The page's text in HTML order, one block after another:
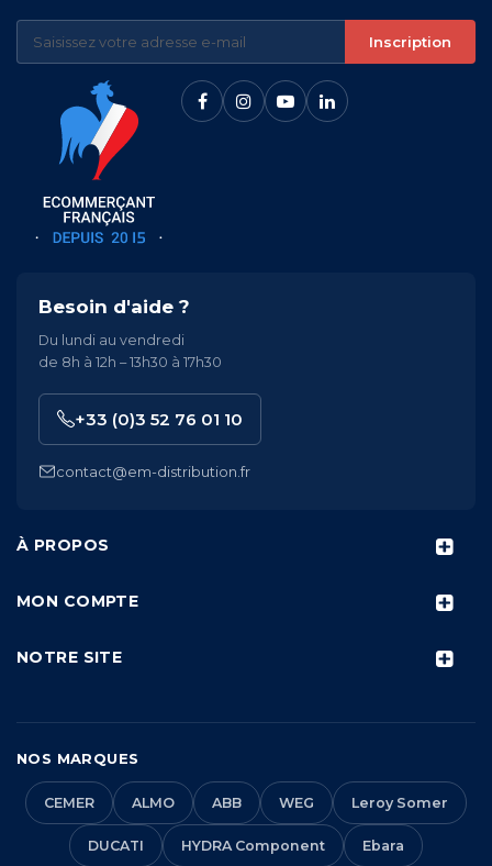
Inscription
À PROPOS
MON COMPTE
NOTRE SITE
Besoin d'aide ?
Du lundi au vendredi
de 8h à 12h – 13h30 à 17h30
+33 (0)3 52 76 01 10
contact@em-distribution.fr
NOS MARQUES
CEMER ALMO ABB WEG Leroy Somer
DUCATI HYDRA Component Ebara